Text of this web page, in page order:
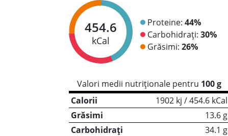
454.6
kCal
Proteine: 44%
Carbohidrați: 30%
Grăsimi: 26%
Valori medii nutriționale pentru 100 g
Calorii
1902 kj / 454.6 kCal
Grăsimi
13.6 g
Carbohidrați
34.1 g